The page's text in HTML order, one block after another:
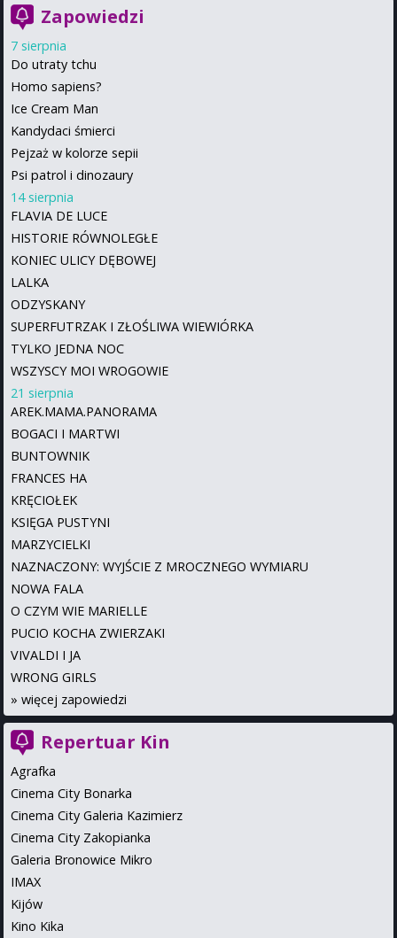
Zapowiedzi
7 sierpnia
Do utraty tchu
Homo sapiens?
Ice Cream Man
Kandydaci śmierci
Pejzaż w kolorze sepii
Psi patrol i dinozaury
14 sierpnia
FLAVIA DE LUCE
HISTORIE RÓWNOLEGŁE
KONIEC ULICY DĘBOWEJ
LALKA
ODZYSKANY
SUPERFUTRZAK I ZŁOŚLIWA WIEWIÓRKA
TYLKO JEDNA NOC
WSZYSCY MOI WROGOWIE
21 sierpnia
AREK.MAMA.PANORAMA
BOGACI I MARTWI
BUNTOWNIK
FRANCES HA
KRĘCIOŁEK
KSIĘGA PUSTYNI
MARZYCIELKI
NAZNACZONY: WYJŚCIE Z MROCZNEGO WYMIARU
NOWA FALA
O CZYM WIE MARIELLE
PUCIO KOCHA ZWIERZAKI
VIVALDI I JA
WRONG GIRLS
» więcej zapowiedzi
Repertuar Kin
Agrafka
Cinema City Bonarka
Cinema City Galeria Kazimierz
Cinema City Zakopianka
Galeria Bronowice Mikro
IMAX
Kijów
Kino Kika